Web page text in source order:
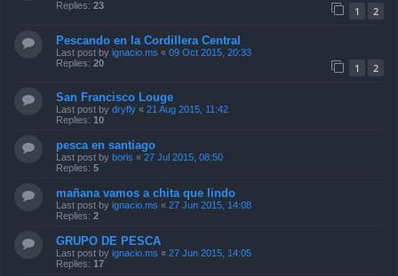
Replies: 23 1 2
Pescando en la Cordillera Central
Last post by ignacio.ms « 09 Oct 2015, 20:33
Replies: 20 1 2
San Francisco Louge
Last post by dryfly « 21 Aug 2015, 11:42
Replies: 10
pesca en santiago
Last post by boris « 27 Jul 2015, 08:50
Replies: 5
mañana vamos a chita que lindo
Last post by ignacio.ms « 27 Jun 2015, 14:08
Replies: 2
GRUPO DE PESCA
Last post by ignacio.ms « 27 Jun 2015, 14:05
Replies: 17